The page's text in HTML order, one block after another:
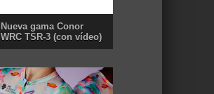
Nueva gama Conor
WRC TSR-3 (con vídeo)